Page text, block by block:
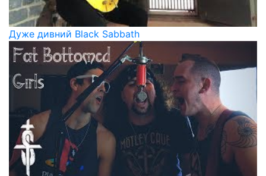
Дуже дивний Black Sabbath